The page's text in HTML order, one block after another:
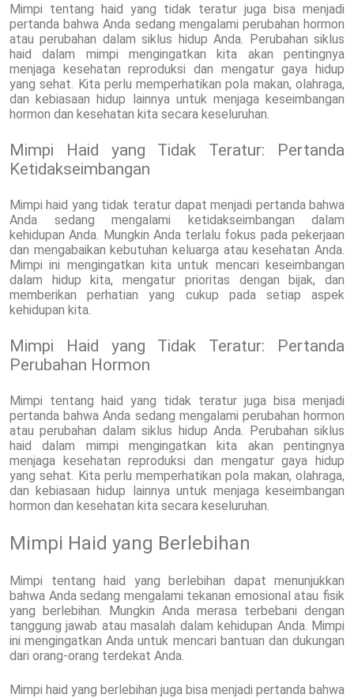
Mimpi tentang haid yang tidak teratur juga bisa menjadi
pertanda bahwa Anda sedang mengalami perubahan hormon
atau perubahan dalam siklus hidup Anda. Perubahan siklus
haid dalam mimpi mengingatkan kita akan pentingnya
menjaga kesehatan reproduksi dan mengatur gaya hidup
yang sehat. Kita perlu memperhatikan pola makan, olahraga,
dan kebiasaan hidup lainnya untuk menjaga keseimbangan
hormon dan kesehatan kita secara keseluruhan.
Mimpi Haid yang Tidak Teratur: Pertanda
Ketidakseimbangan
Mimpi haid yang tidak teratur dapat menjadi pertanda bahwa
Anda sedang mengalami ketidakseimbangan dalam
kehidupan Anda. Mungkin Anda terlalu fokus pada pekerjaan
dan mengabaikan kebutuhan keluarga atau kesehatan Anda.
Mimpi ini mengingatkan kita untuk mencari keseimbangan
dalam hidup kita, mengatur prioritas dengan bijak, dan
memberikan perhatian yang cukup pada setiap aspek
kehidupan kita.
Mimpi Haid yang Tidak Teratur: Pertanda
Perubahan Hormon
Mimpi tentang haid yang tidak teratur juga bisa menjadi
pertanda bahwa Anda sedang mengalami perubahan hormon
atau perubahan dalam siklus hidup Anda. Perubahan siklus
haid dalam mimpi mengingatkan kita akan pentingnya
menjaga kesehatan reproduksi dan mengatur gaya hidup
yang sehat. Kita perlu memperhatikan pola makan, olahraga,
dan kebiasaan hidup lainnya untuk menjaga keseimbangan
hormon dan kesehatan kita secara keseluruhan.
Mimpi Haid yang Berlebihan
Mimpi tentang haid yang berlebihan dapat menunjukkan
bahwa Anda sedang mengalami tekanan emosional atau fisik
yang berlebihan. Mungkin Anda merasa terbebani dengan
tanggung jawab atau masalah dalam kehidupan Anda. Mimpi
ini mengingatkan Anda untuk mencari bantuan dan dukungan
dari orang-orang terdekat Anda.
Mimpi haid yang berlebihan juga bisa menjadi pertanda bahwa